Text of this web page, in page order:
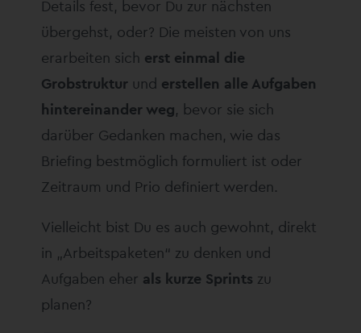
Details fest, bevor Du zur nächsten
übergehst, oder? Die meisten von uns
erarbeiten sich erst einmal die
Grobstruktur und erstellen alle Aufgaben
hintereinander weg, bevor sie sich
darüber Gedanken machen, wie das
Briefing bestmöglich formuliert ist oder
Zeitraum und Prio definiert werden.
Vielleicht bist Du es auch gewohnt, direkt
in „Arbeitspaketen“ zu denken und
Aufgaben eher als kurze Sprints zu
planen?